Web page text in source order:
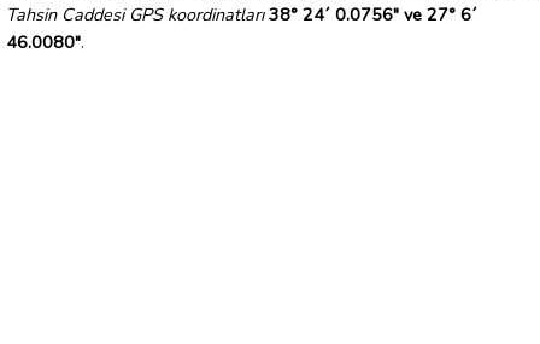
Tahsin Caddesi GPS koordinatları 38° 24´ 0.0756" ve 27° 6´
46.0080".